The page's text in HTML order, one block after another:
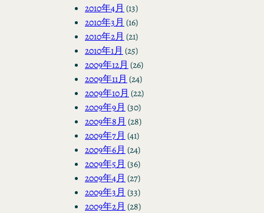
2010年4月 (13)
2010年3月 (16)
2010年2月 (21)
2010年1月 (25)
2009年12月 (26)
2009年11月 (24)
2009年10月 (22)
2009年9月 (30)
2009年8月 (28)
2009年7月 (41)
2009年6月 (24)
2009年5月 (36)
2009年4月 (27)
2009年3月 (33)
2009年2月 (28)